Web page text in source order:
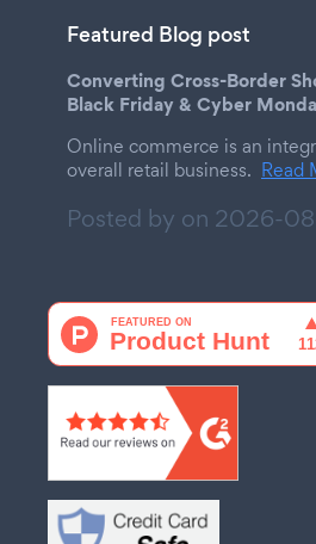
Featured Blog post
Converting Cross-Border
Black Friday & Cyber
Online commerce is an
overall retail business. Read
Posted by on 2026-